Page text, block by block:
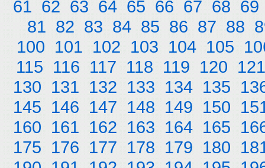
61 62 63 64 65 66 67 68 69
81 82 83 84 85 86 87 88
100 101 102 103 104 105
115 116 117 118 119 120 121
130 131 132 133 134 135
145 146 147 148 149 150
160 161 162 163 164 165
175 176 177 178 179 180